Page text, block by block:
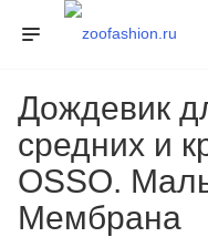
Дождевик
средних и
OSSO.
Мембрана